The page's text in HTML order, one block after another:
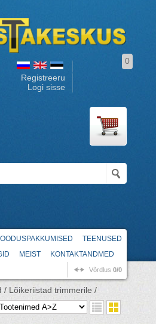
Registreeru
Logi sisse
0
TEENUSED
MEIST KONTAKTANDMED
Võrdlus 0/0
/ Lõikeriistad trimmerile /